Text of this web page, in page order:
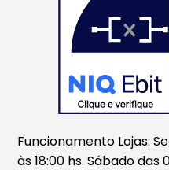
Funcionamento Lojas:
às 18:00 hs. Sábado das